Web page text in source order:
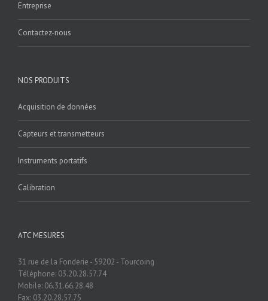
Entreprise
Contactez-nous
NOS PRODUITS
Acquisition de données
Capteurs et transmetteurs
Instruments portatifs
Calibration
ATC MESURES
31 rue de la Fonderie - 59202 - Tourcoing
Téléphone: 03.20.28.57.74
Mobile: 06.31.66.28.48
Fax: 03.20.28.57.75